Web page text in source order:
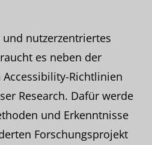
nutzerzentriertes
es neben der
Richtlinien
Research. Dafür werde
und Erkenntnisse
Forschungsprojekt